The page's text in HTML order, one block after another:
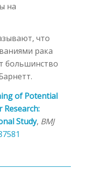
на
что
рака
большинство
of Potential
Research:
Study, BMJ